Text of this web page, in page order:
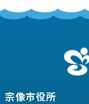
宗像市役所